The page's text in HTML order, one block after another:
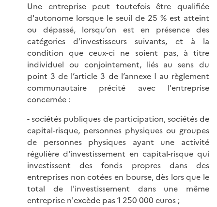
Une entreprise peut toutefois être qualifiée
d'autonome lorsque le seuil de 25 % est atteint
ou dépassé, lorsqu’on est en présence des
catégories d’investisseurs suivants, et à la
condition que ceux-ci ne soient pas, à titre
individuel ou conjointement, liés au sens du
point 3 de l’article 3 de l’annexe I au règlement
communautaire précité avec l'entreprise
concernée :
- sociétés publiques de participation, sociétés de
capital-risque, personnes physiques ou groupes
de personnes physiques ayant une activité
régulière d'investissement en capital-risque qui
investissent des fonds propres dans des
entreprises non cotées en bourse, dès lors que le
total de l'investissement dans une même
entreprise n'excède pas 1 250 000 euros ;